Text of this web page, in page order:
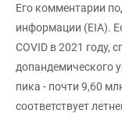
Его комментарии
информации (EIA).
COVID в 2021 году,
допандемического
пика - почти 9,60
соответствует